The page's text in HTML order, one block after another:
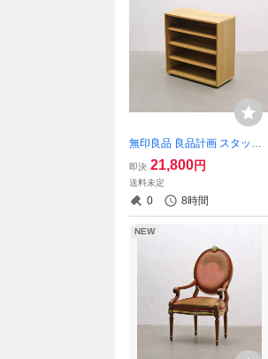
無印良品 良品計画 スタッキ
ングキャビネット ワイド オ
ーク 収納 本棚 ラック 1/北欧
ウニコアクタスIDC/RET050
32
即決 21,800円
送料未定
0 8時間
NEW